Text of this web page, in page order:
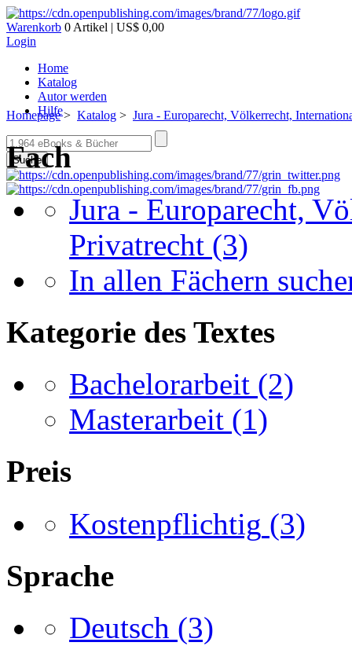
Warenkorb 0 Artikel | US$ 0,00
Login
Home
Katalog
Autor werden
Hilfe
Suche
Homepage> Katalog > Jura - Europarecht, Völkerrecht,
Fach
Jura - Europarecht,
Privatrecht (3)
In allen Fächern
Kategorie des Textes
Bachelorarbeit (2)
Masterarbeit (1)
Preis
Kostenpflichtig (3)
Sprache
Deutsch (3)